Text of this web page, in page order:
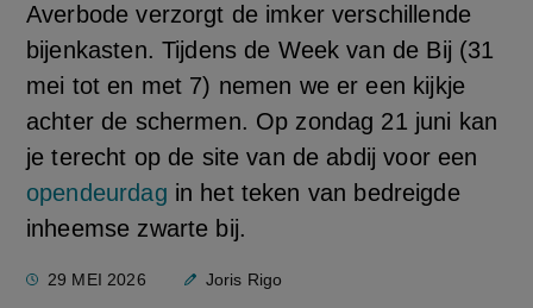
Averbode verzorgt de imker verschillende
bijenkasten. Tijdens de Week van de Bij (31
mei tot en met 7) nemen we er een kijkje
achter de schermen. Op zondag 21 juni kan
je terecht op de site van de abdij voor een
opendeurdag in het teken van bedreigde
inheemse zwarte bij.
29 MEI 2026 Joris Rigo